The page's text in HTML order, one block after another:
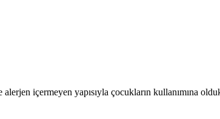
içermeyen yapısıyla çocukların kullanımına